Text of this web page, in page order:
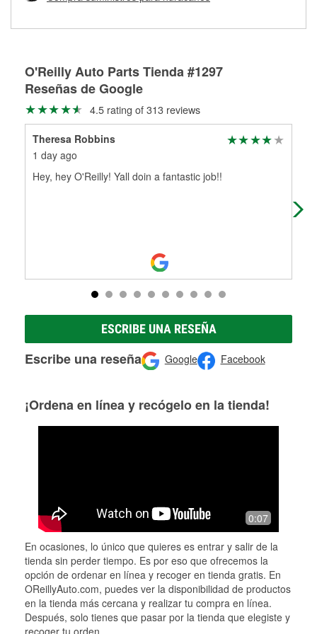
partes de reemplazo correctas para tu reparación.
O'Reilly Auto Parts Tienda #1297
Reseñas de Google
4.5 rating of 313 reviews
Theresa Robbins
1 day ago
Hey, hey O'Reilly! Yall doin a fantastic job!!
ESCRIBE UNA RESEÑA
Escribe una reseña Google Facebook
¡Ordena en línea y recógelo en la tienda!
0:07
En ocasiones, lo único que quieres es entrar y salir de la
tienda sin perder tiempo. Es por eso que ofrecemos la
opción de ordenar en línea y recoger en tienda gratis. En
OReillyAuto.com, puedes ver la disponibilidad de productos
en la tienda más cercana y realizar tu compra en línea.
Después, solo tienes que pasar por la tienda que elegiste y
recoger tu orden.